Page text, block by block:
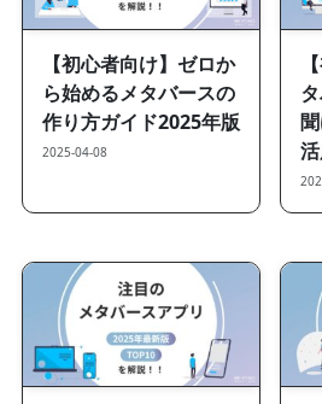
【初心者向け】ゼロか
ら始めるメタバースの
作り方ガイド2025年版
2025-04-08